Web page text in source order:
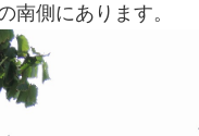
南側にあります。